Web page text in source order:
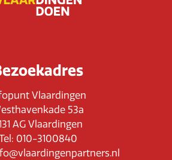
Vlaardingen
53a
AG Vlaardingen
010-3100840